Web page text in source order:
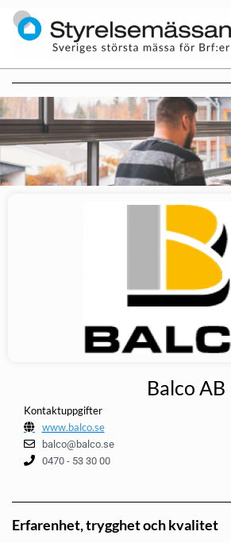
Balco AB
Kontaktuppgifter
www.balco.se
balco@balco.se
0470 - 53 30 00
Erfarenhet, trygghet och kvalitet